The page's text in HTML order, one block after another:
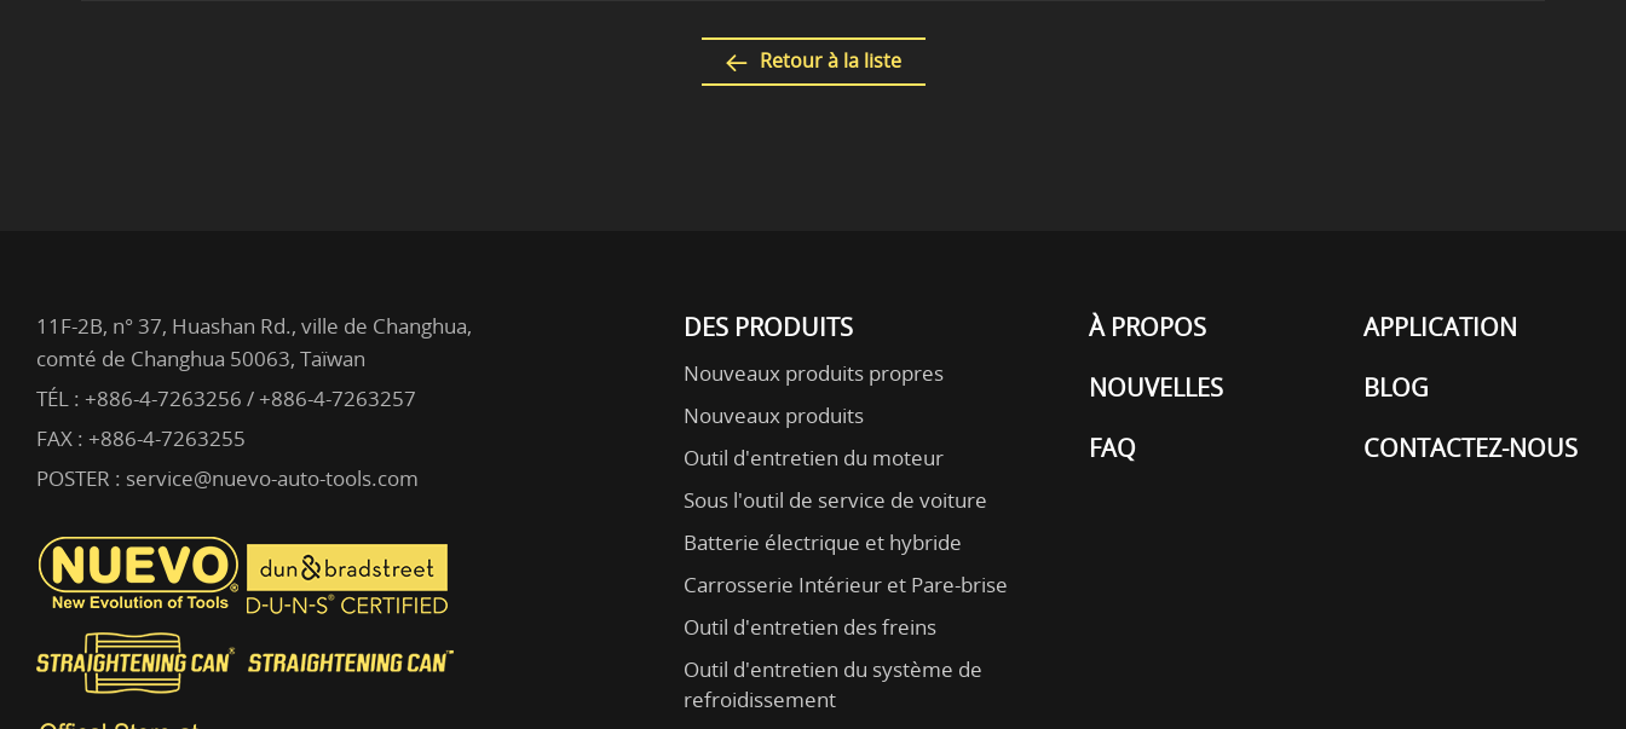
Retour à la liste
DES PRODUITS
Nouveaux produits propres
Nouveaux produits
Outil d'entretien du moteur
Sous l'outil de service de voiture
Batterie électrique et hybride
Carrosserie Intérieur et Pare-brise
Outil d'entretien des freins
Outil d'entretien du système de
refroidissement
À PROPOS
APPLICATION
NOUVELLES
BLOG
FAQ
CONTACTEZ-NOUS
11F-2B, n° 37, Huashan Rd., ville de Changhua,
comté de Changhua 50063, Taïwan
TÉL : +886-4-7263256 / +886-4-7263257
FAX : +886-4-7263255
POSTER : service@nuevo-auto-tools.com